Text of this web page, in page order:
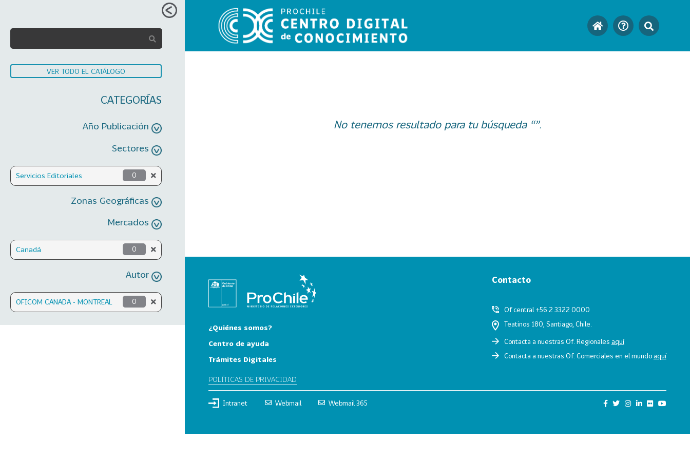
VER TODO EL CATÁLOGO
CATEGORÍAS
Año Publicación
Sectores
Servicios Editoriales 0
Zonas Geográficas
Mercados
Canadá 0
Autor
OFICOM CANADA - MONTREAL 0
No tenemos resultado para tu búsqueda “”.
¿Quiénes somos?
Centro de ayuda
Trámites Digitales
POLÍTICAS DE PRIVACIDAD
Contacto
Of central +56 2 3322 0000
Teatinos 180, Santiago, Chile.
Contacta a nuestras Of. Regionales aquí
Contacta a nuestras Of. Comerciales en el mundoaquí
Intranet Webmail Webmail 365